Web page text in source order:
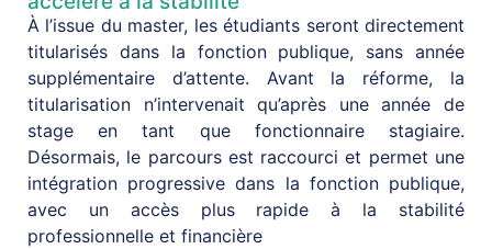
À l’issue du master, les étudiants seront directement
titularisés dans la fonction publique, sans année
supplémentaire d’attente. Avant la réforme, la
titularisation n’intervenait qu’après une année de
stage en tant que fonctionnaire stagiaire.
Désormais, le parcours est raccourci et permet une
intégration progressive dans la fonction publique,
avec un accès plus rapide à la stabilité
professionnelle et financière